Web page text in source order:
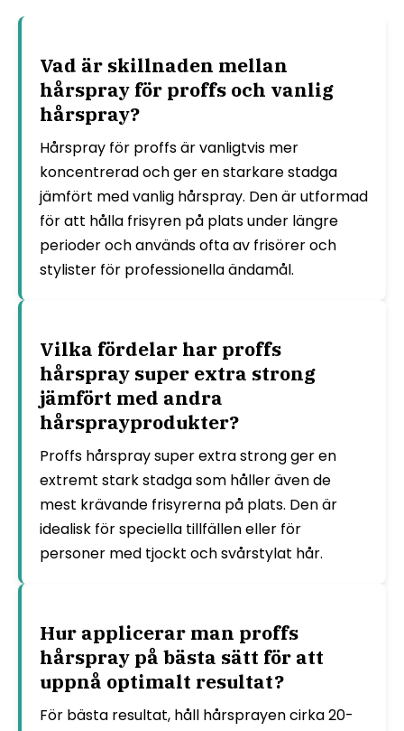
Vad är skillnaden mellan
hårspray för proffs och vanlig
hårspray?
Hårspray för proffs är vanligtvis mer
koncentrerad och ger en starkare stadga
jämfört med vanlig hårspray. Den är utformad
för att hålla frisyren på plats under längre
perioder och används ofta av frisörer och
stylister för professionella ändamål.
Vilka fördelar har proffs
hårspray super extra strong
jämfört med andra
hårsprayprodukter?
Proffs hårspray super extra strong ger en
extremt stark stadga som håller även de
mest krävande frisyrerna på plats. Den är
idealisk för speciella tillfällen eller för
personer med tjockt och svårstylat hår.
Hur applicerar man proffs
hårspray på bästa sätt för att
uppnå optimalt resultat?
För bästa resultat, håll hårsprayen cirka 20-